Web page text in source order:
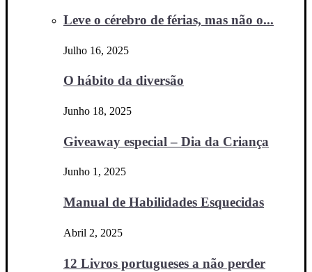
Leve o cérebro de férias, mas não o...
Julho 16, 2025
O hábito da diversão
Junho 18, 2025
Giveaway especial – Dia da Criança
Junho 1, 2025
Manual de Habilidades Esquecidas
Abril 2, 2025
12 Livros portugueses a não perder